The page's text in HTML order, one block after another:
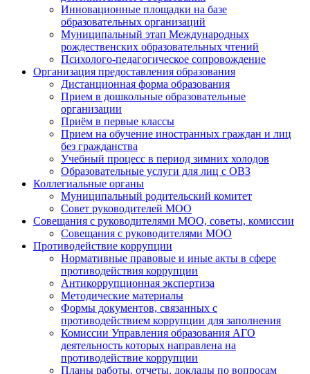
Инновационные площадки на базе
образовательных организаций
Муниципальный этап Международных
рождественских образовательных чтений
Психолого-педагогическое сопровождение
Организация предоставления образования
Дистанционная форма образования
Прием в дошкольные образовательные
организации
Приём в первые классы
Прием на обучение иностранных граждан и лиц
без гражданства
Учебный процесс в период зимних холодов
Образовательные услуги для лиц с ОВЗ
Коллегиальные органы
Муниципальный родительский комитет
Совет руководителей МОО
Совещания с руководителями МОО, советы, комиссии
Совещания с руководителями МОО
Противодействие коррупции
Нормативные правовые и иные акты в сфере
противодействия коррупции
Антикоррупционная экспертиза
Методические материалы
Формы документов, связанных с
противодействием коррупции для заполнения
Комиссии Управления образования АГО
деятельность которых направлена на
противодействие коррупции
Планы работы, отчеты, доклады по вопросам